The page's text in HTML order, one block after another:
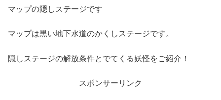
マップの隠しステージです
マップは黒い地下水道のかくしステージです。
隠しステージの解放条件とでてくる妖怪をご紹介！
スポンサーリンク